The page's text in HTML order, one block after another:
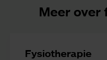
Meer over
Fysiotherapie